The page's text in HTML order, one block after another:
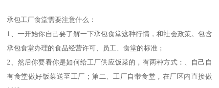
承包工厂食堂需要注意什么：
1、一开始你自己要了解一下承包食堂这种行情，和社会政策。包含
承包食堂办理的食品经营许可、员工、食堂的标准；
2、然后你要看你是如何给工厂供应饭菜的，有两种方式：、自己自
有食堂做好饭菜送至工厂；第二、工厂自带食堂，在厂区内直接做